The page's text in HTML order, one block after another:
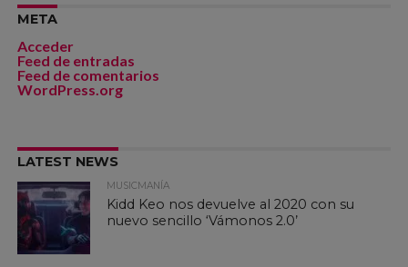
META
Acceder
Feed de entradas
Feed de comentarios
WordPress.org
LATEST NEWS
MUSICMANÍA
Kidd Keo nos devuelve al 2020 con su
nuevo sencillo ‘Vámonos 2.0’